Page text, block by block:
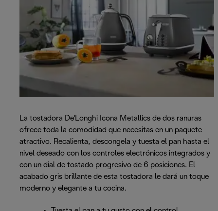
La tostadora De'Longhi Icona Metallics de dos ranuras
ofrece toda la comodidad que necesitas en un paquete
atractivo. Recalienta, descongela y tuesta el pan hasta el
nivel deseado con los controles electrónicos integrados y
con un dial de tostado progresivo de 6 posiciones. El
acabado gris brillante de esta tostadora le dará un toque
moderno y elegante a tu cocina.